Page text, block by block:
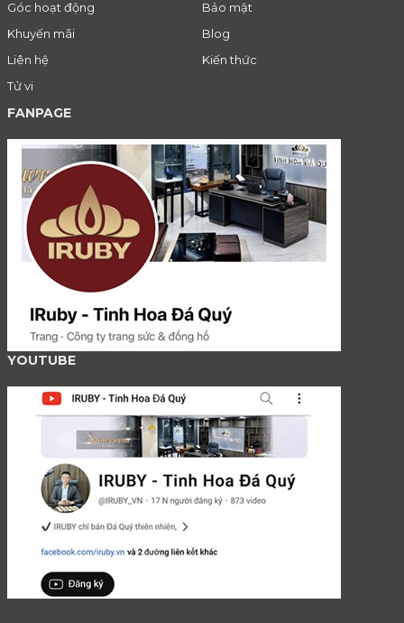
Góc hoạt động
Bảo mật
Khuyến mãi
Blog
Liên hệ
Kiến thức
Tử vi
FANPAGE
YOUTUBE